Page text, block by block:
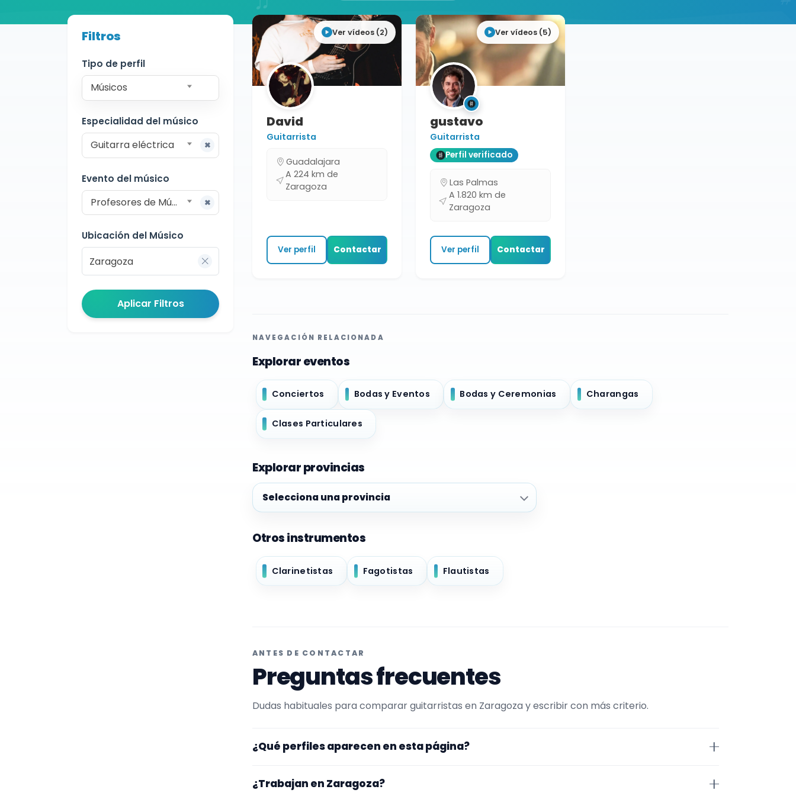
Buscador de músicos
Músicos
Zaragoza
Filtros
Tipo de perfil
Músicos
Especialidad del músico
Guitarra eléctrica
Evento del músico
Profesores de Música
Ubicación del Músico
Aplicar Filtros
Ver vídeos (2)
David
Guitarrista
Guadalajara
A 224 km de
Zaragoza
Ver perfil Contactar
Ver vídeos (5)
gustavo
Guitarrista
Perfil verificado
Las Palmas
A 1.820 km de
Zaragoza
Ver perfil Contactar
NAVEGACIÓN RELACIONADA
Explorar eventos
Conciertos Bodas y Eventos Bodas y Ceremonias Charangas
Clases Particulares
Explorar provincias
Explorar provincias
Otros instrumentos
Clarinetistas Fagotistas Flautistas
ANTES DE CONTACTAR
Preguntas frecuentes
Dudas habituales para comparar guitarristas en Zaragoza y escribir con más criterio.
¿Qué perfiles aparecen en esta página?
filtrada por experiencia o disponibilidad para docente. Además, la página se centra en
¿Trabajan en Zaragoza?